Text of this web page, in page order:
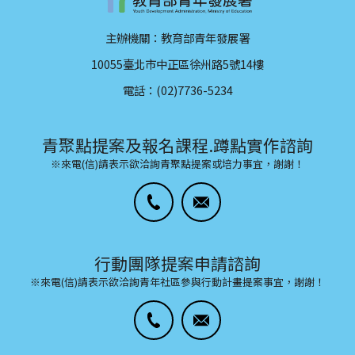
主辦機關：教育部青年發展署
10055臺北市中正區徐州路5號14樓
電話：(02)7736-5234
青聚點提案及報名課程.蹲點實作諮詢
※來電(信)請表示欲洽詢青聚點提案或培力事宜，謝謝！
行動團隊提案申請諮詢
※來電(信)請表示欲洽詢青年社區參與行動計畫提案事宜，謝謝！